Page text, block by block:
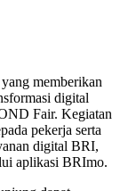
memberikan
digital
Fair. Kegiatan
pekerja serta
digital BRI,
aplikasi BRImo.